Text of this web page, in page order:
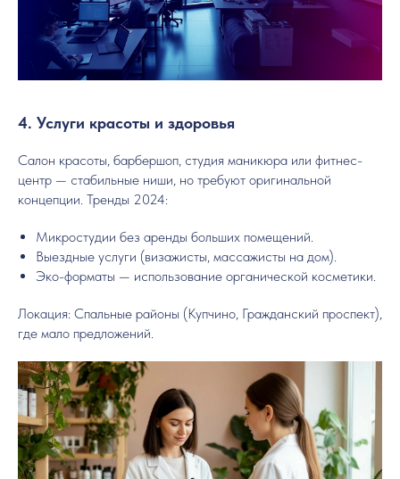
4. Услуги красоты и здоровья
Салон красоты, барбершоп, студия маникюра или фитнес-
центр — стабильные ниши, но требуют оригинальной
концепции. Тренды 2024:
Микростудии без аренды больших помещений.
Выездные услуги (визажисты, массажисты на дом).
Эко-форматы — использование органической косметики.
Локация: Спальные районы (Купчино, Гражданский проспект),
где мало предложений.